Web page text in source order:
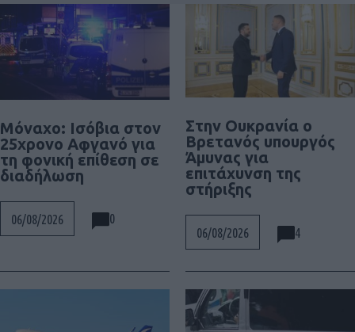
Μόναχο: Ισόβια στον
25χρονο Αφγανό για
τη φονική επίθεση σε
διαδήλωση
06/08/2026 0
Στην Ουκρανία ο
Βρετανός υπουργός
Άμυνας για
επιτάχυνση της
στήριξης
06/08/2026 4